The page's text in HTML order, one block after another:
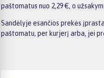
paštomatus nuo 2,29 €, o
Sandėlyje esančios prekės
paštomatu, per kurjerį arba, jei